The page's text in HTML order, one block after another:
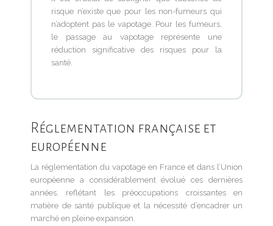
risque n’existe que pour les non-fumeurs qui
n’adoptent pas le vapotage. Pour les fumeurs,
le passage au vapotage représente une
réduction significative des risques pour la
santé.
Réglementation française et
européenne
La réglementation du vapotage en France et dans l’Union
européenne a considérablement évolué ces dernières
années, reflétant les préoccupations croissantes en
matière de santé publique et la nécessité d’encadrer un
marché en pleine expansion.